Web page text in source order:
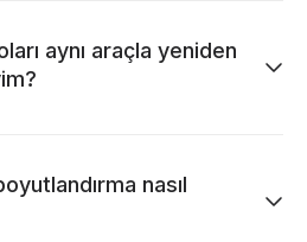
aynı araçla yeniden
nasıl